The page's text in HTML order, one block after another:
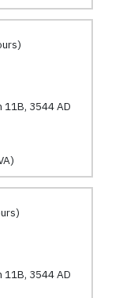
11B, 3544 AD
11B, 3544 AD